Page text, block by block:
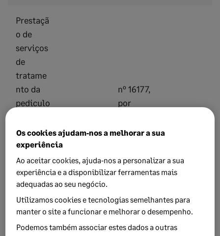
Prestaçã
o de
serviços
de
tratame
nto da
pediculo
couro
cabelud
o
(elimina
ção de
piolhos
e
lêndeas)
nº 16177,
por
o de
31
Os cookies ajudam‑nos a melhorar a sua
experiência
Ao aceitar cookies, ajuda‑nos a personalizar a sua
experiência e a disponibilizar ferramentas mais
adequadas ao seu negócio.
Utilizamos cookies e tecnologias semelhantes para
manter o site a funcionar e melhorar o desempenho.
Podemos também associar estes dados a outras